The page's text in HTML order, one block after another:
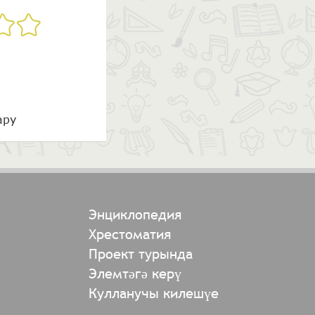
Энциклопедия
Хрестоматия
Проект турында
Элемтәгә керү
Кулланучы килешүе